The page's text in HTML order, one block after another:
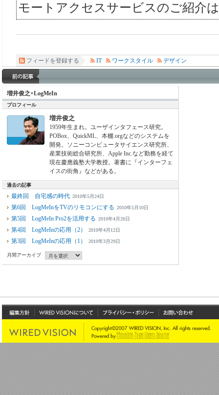
モートアクセスサービスのご紹介
フィードを登録する IT ワークスタイル デザイン
増井俊之×LogMeIn
プロフィール
増井俊之
1959年生まれ。ユーザインタフェース研究。
POBox、QuickML、本棚.orgなどのシステムを
開発。ソニーコンピュータサイエンス研究所、
産業技術総合研究所、Apple Inc.など勤務を経て
現在慶應義塾大学教授。著書に『インターフェ
イスの街角』などがある。
過去の記事
最終回 自宅感の時代 2010年5月24日
第6回 LogMeInをTVのリモコンにする 2010年5月10日
第5回 LogMeIn Pro2を活用する 2010年4月26日
第4回 LogMeInの応用（2） 2010年4月12日
第3回 LogMeInの応用（1） 2010年3月29日
月間アーカイブ